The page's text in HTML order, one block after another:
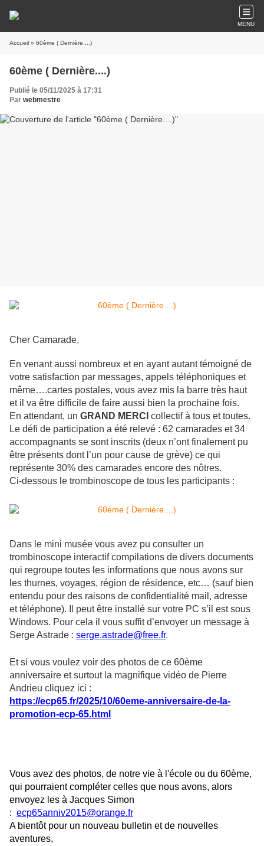
MENU
Accueil » 60ème ( Dernière....)
60ème ( Dernière....)
Publié le 05/11/2025 à 17:31
Par webmestre
Cher Camarade,
En venant aussi nombreux et en ayant autant témoigné de
votre satisfaction par messages, appels téléphoniques et
même….cartes postales, vous avez mis la barre très haut
et il va être difficile de faire aussi bien la prochaine fois.
En attendant, un GRAND MERCI collectif à tous et toutes.
Le défi de participation a été relevé : 62 camarades et 34
accompagnants se sont inscrits (deux n’ont finalement pu
être présents dont l’un pour cause de grève) ce qui
représente 30% des camarades encore des nôtres.
Ci-dessous le trombinoscope de tous les participants :
Dans le mini musée vous avez pu consulter un
trombinoscope interactif compilations de divers documents
qui regroupe toutes les informations que nous avons sur
les thurnes, voyages, région de résidence, etc… (sauf bien
entendu pour des raisons de confidentialité mail, adresse
et téléphone). Il peut être installé sur votre PC s’il est sous
Windows. Pour cela il vous suffit d’envoyer un message à
Serge Astrade : serge.astrade@free.fr.
Et si vous voulez voir des photos de ce 60ème
anniversaire et surtout la magnifique vidéo de Pierre
Andrieu cliquez ici :
https://ecp65.fr/2025/10/60eme-anniversaire-de-la-
promotion-ecp-65.html
Vous avez des photos, de notre vie à l'école ou du 60ème,
qui pourraient compléter celles que nous avons, alors
envoyez les à Jacques Simon
: ecp65anniv2015@orange.fr
A bientôt pour un nouveau bulletin et de nouvelles
aventures,